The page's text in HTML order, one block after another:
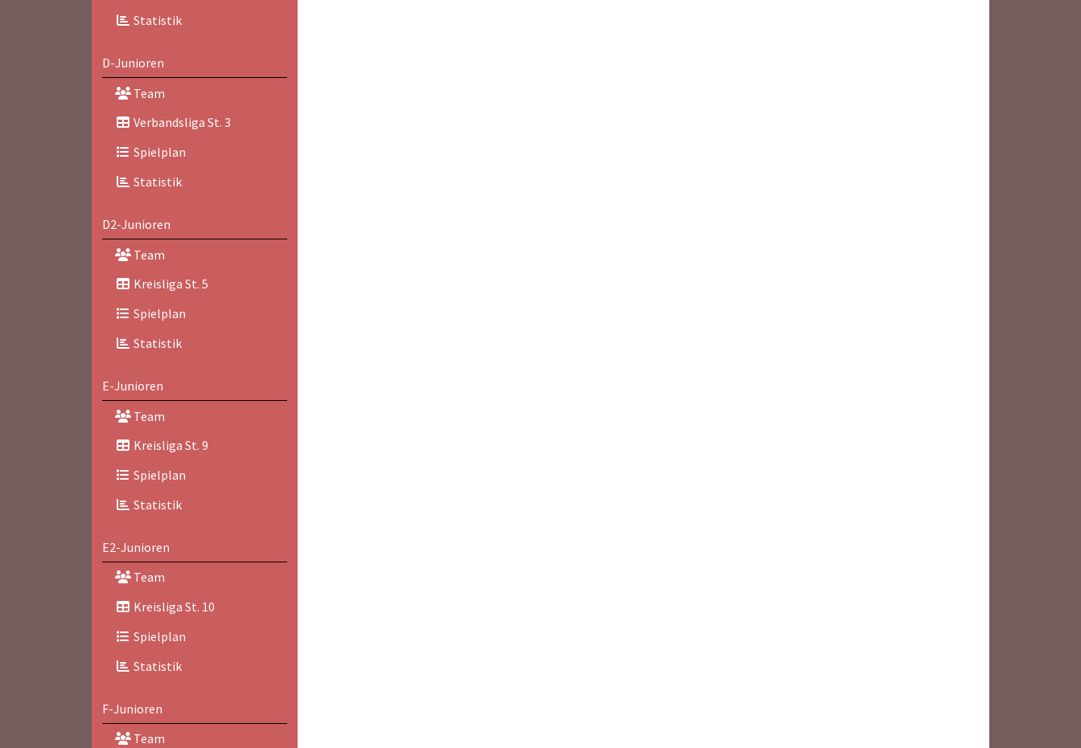
Statistik
D-Junioren
Team
Verbandsliga St. 3
Spielplan
Statistik
D2-Junioren
Team
Kreisliga St. 5
Spielplan
Statistik
E-Junioren
Team
Kreisliga St. 9
Spielplan
Statistik
E2-Junioren
Team
Kreisliga St. 10
Spielplan
Statistik
F-Junioren
Team